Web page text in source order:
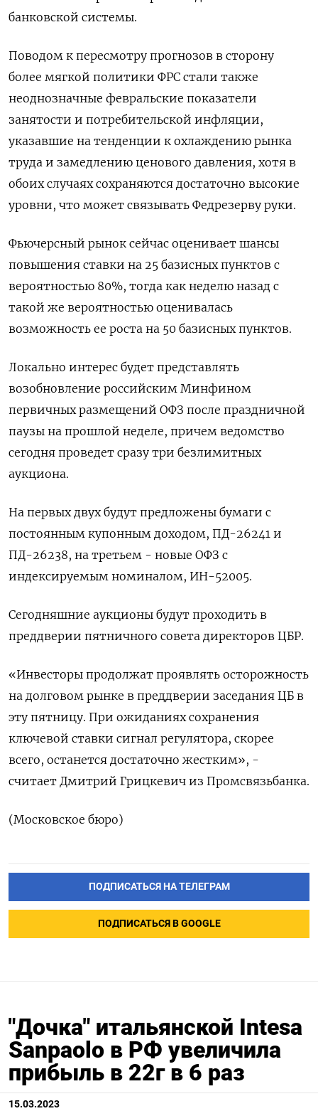
банковской системы.
Поводом к пересмотру прогнозов в сторону
более мягкой политики ФРС стали также
неоднозначные февральские показатели
занятости и потребительской инфляции,
указавшие на тенденции к охлаждению рынка
труда и замедлению ценового давления, хотя в
обоих случаях сохраняются достаточно высокие
уровни, что может связывать Федрезерву руки.
Фьючерсный рынок сейчас оценивает шансы
повышения ставки на 25 базисных пунктов с
вероятностью 80%, тогда как неделю назад с
такой же вероятностью оценивалась
возможность ее роста на 50 базисных пунктов.
Локально интерес будет представлять
возобновление российским Минфином
первичных размещений ОФЗ после праздничной
паузы на прошлой неделе, причем ведомство
сегодня проведет сразу три безлимитных
аукциона.
На первых двух будут предложены бумаги с
постоянным купонным доходом, ПД-26241 и
ПД-26238, на третьем - новые ОФЗ с
индексируемым номиналом, ИН-52005.
Сегодняшние аукционы будут проходить в
преддверии пятничного совета директоров ЦБР.
«Инвесторы продолжат проявлять осторожность
на долговом рынке в преддверии заседания ЦБ в
эту пятницу. При ожиданиях сохранения
ключевой ставки сигнал регулятора, скорее
всего, останется достаточно жестким», -
считает Дмитрий Грицкевич из Промсвязьбанка.
(Московское бюро)
ПОДПИСАТЬСЯ НА ТЕЛЕГРАМ
ПОДПИСАТЬСЯ В GOOGLE
"Дочка" итальянской Intesa
Sanpaolo в РФ увеличила
прибыль в 22г в 6 раз
15.03.2023